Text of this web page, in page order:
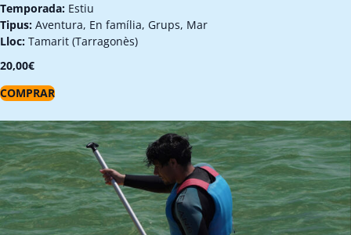
Temporada: Estiu
Tipus: Aventura, En família, Grups, Mar
Lloc: Tamarit (Tarragonès)
20,00€
COMPRAR